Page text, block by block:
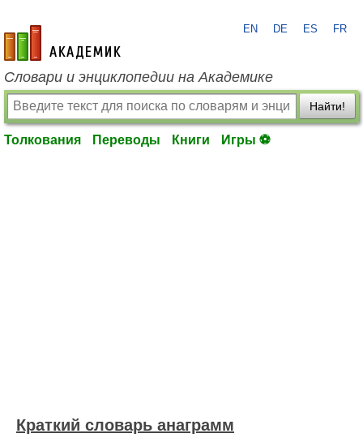
academic.ru
EN DE ES FR
Словари и энциклопедии на Академике
Найти!
Толкования Переводы Книги Игры ⚽
Краткий словарь анаграмм